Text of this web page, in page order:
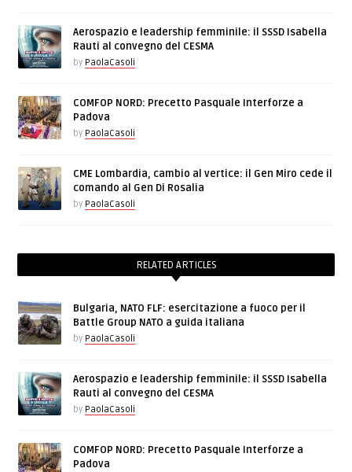
Aerospazio e leadership femminile: il SSSD Isabella
Rauti al convegno del CESMA
by PaolaCasoli
COMFOP NORD: Precetto Pasquale Interforze a
Padova
by PaolaCasoli
CME Lombardia, cambio al vertice: il Gen Miro cede il
comando al Gen Di Rosalia
by PaolaCasoli
RELATED ARTICLES
Bulgaria, NATO FLF: esercitazione a fuoco per il
Battle Group NATO a guida italiana
by PaolaCasoli
Aerospazio e leadership femminile: il SSSD Isabella
Rauti al convegno del CESMA
by PaolaCasoli
COMFOP NORD: Precetto Pasquale Interforze a
Padova